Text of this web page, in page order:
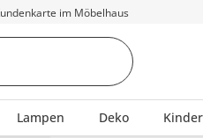
im Möbelhaus
Lampen Deko Kinder